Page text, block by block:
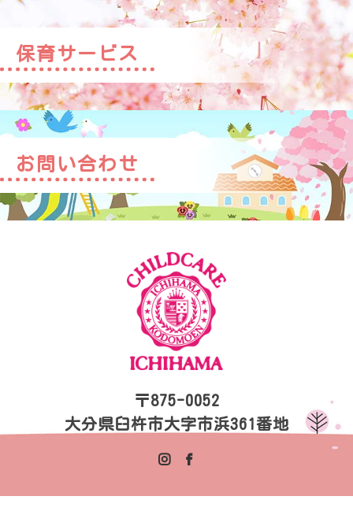
保育サービス
お問い合わせ
〒875-0052
大分県臼杵市大字市浜361番地